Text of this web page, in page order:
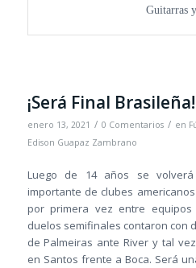
Guitarras
¡Será Final Brasileña!
enero 13, 2021 / 0 Comentarios / en
Edison Guapaz Zambrano
Luego de 14 años se
importante de clubes
por primera vez entre
duelos semifinales contaron con
de Palmeiras ante River y tal
en Santos frente a Boca. Será